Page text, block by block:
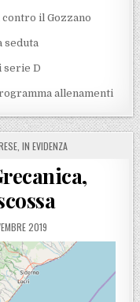
contro il Gozzano
seduta
serie D
allenamenti
, IN EVIDENZA
ON 2019